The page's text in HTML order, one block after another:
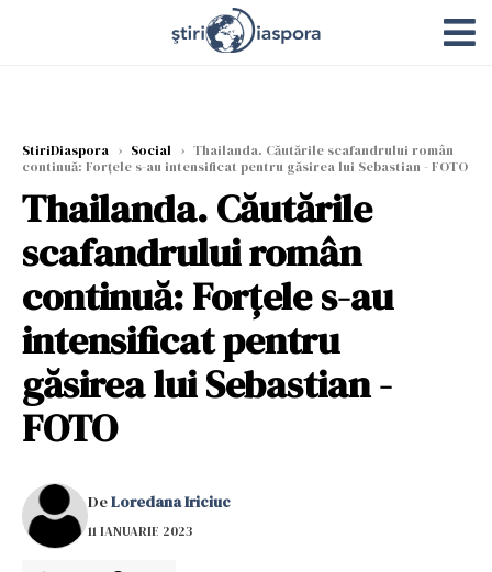
StiriDiaspora › Social › Thailanda. Căutările scafandrului român
continuă: Forțele s-au intensificat pentru găsirea lui Sebastian - FOTO
Thailanda. Căutările
scafandrului român
continuă: Forțele s-au
intensificat pentru
găsirea lui Sebastian -
FOTO
DeLoredana Iriciuc
11 IANUARIE 2023